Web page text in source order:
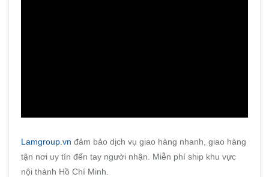
Lamgroup.vn đảm bảo dịch vụ giao hàng nhanh, giao hàng
tận nơi uy tín đến tay người nhận. Miễn phí ship khu vực
nội thành Hồ Chí Minh.